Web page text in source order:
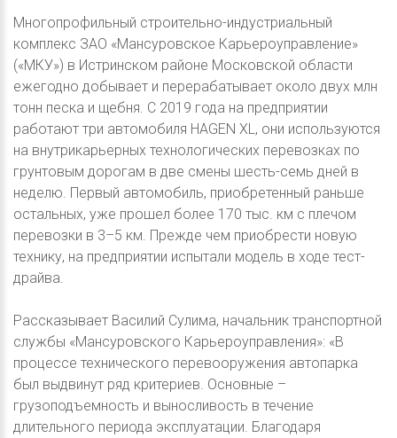
Многопрофильный строительно-индустриальный
комплекс ЗАО «Мансуровское Карьероуправление»
(«МКУ») в Истринском районе Московской области
ежегодно добывает и перерабатывает около двух млн
тонн песка и щебня. С 2019 года на предприятии
работают три автомобиля HAGEN XL, они используются
на внутрикарьерных технологических перевозках по
грунтовым дорогам в две смены шесть-семь дней в
неделю. Первый автомобиль, приобретенный раньше
остальных, уже прошел более 170 тыс. км с плечом
перевозки в 3–5 км. Прежде чем приобрести новую
технику, на предприятии испытали модель в ходе тест-
драйва.
Рассказывает Василий Сулима, начальник транспортной
службы «Мансуровского Карьероуправления»: «В
процессе технического перевооружения автопарка
был выдвинут ряд критериев. Основные –
грузоподъемность и выносливость в течение
длительного периода эксплуатации. Благодаря